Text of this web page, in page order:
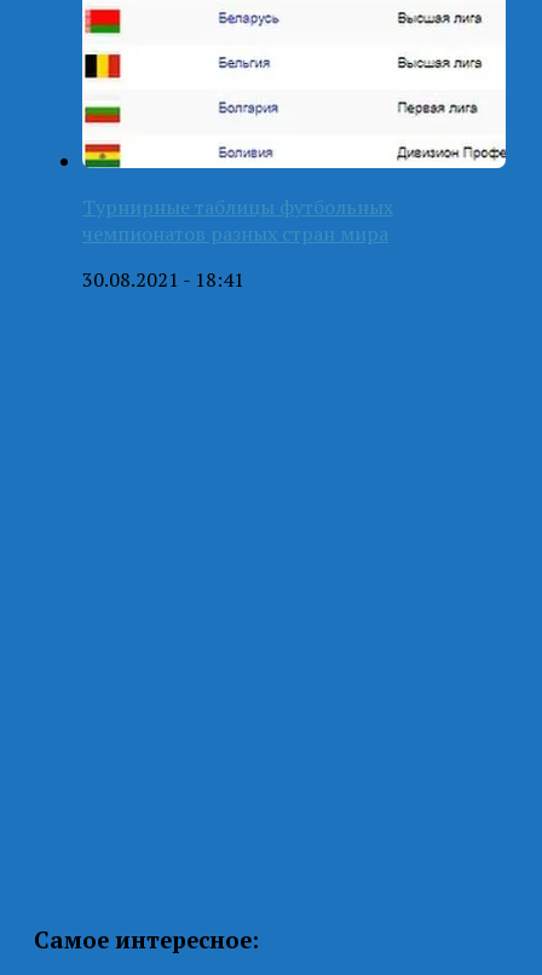
Турнирные таблицы футбольных
чемпионатов разных стран мира
30.08.2021 - 18:41
Самое интересное: